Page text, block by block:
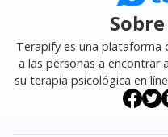
Terapify es una plataforma
a las personas a encontrar
su terapia psicológica en